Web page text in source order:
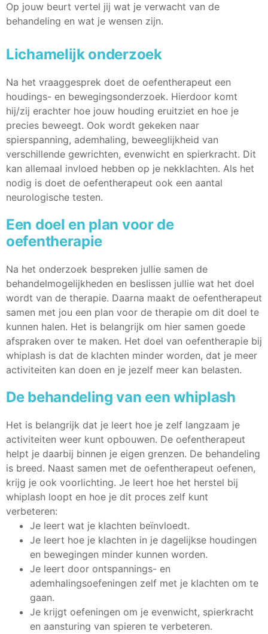
Op jouw beurt vertel jij wat je verwacht van de
behandeling en wat je wensen zijn.
Lichamelijk onderzoek
Na het vraaggesprek doet de oefentherapeut een
houdings- en bewegingsonderzoek. Hierdoor komt
hij/zij erachter hoe jouw houding eruitziet en hoe je
precies beweegt. Ook wordt gekeken naar
spierspanning, ademhaling, beweeglijkheid van
verschillende gewrichten, evenwicht en spierkracht. Dit
kan allemaal invloed hebben op je nekklachten. Als het
nodig is doet de oefentherapeut ook een aantal
neurologische testen.
Een doel en plan voor de
oefentherapie
Na het onderzoek bespreken jullie samen de
behandelmogelijkheden en beslissen jullie wat het doel
wordt van de therapie. Daarna maakt de oefentherapeut
samen met jou een plan voor de therapie om dit doel te
kunnen halen. Het is belangrijk om hier samen goede
afspraken over te maken. Het doel van oefentherapie bij
whiplash is dat de klachten minder worden, dat je meer
activiteiten kan doen en je jezelf meer kan belasten.
De behandeling van een whiplash
Het is belangrijk dat je leert hoe je zelf langzaam je
activiteiten weer kunt opbouwen. De oefentherapeut
helpt je daarbij binnen je eigen grenzen. De behandeling
is breed. Naast samen met de oefentherapeut oefenen,
krijg je ook voorlichting. Je leert hoe het herstel bij
whiplash loopt en hoe je dit proces zelf kunt
verbeteren:
Je leert wat je klachten beïnvloedt.
Je leert hoe je klachten in je dagelijkse houdingen
en bewegingen minder kunnen worden.
Je leert door ontspannings- en
ademhalingsoefeningen zelf met je klachten om te
gaan.
Je krijgt oefeningen om je evenwicht, spierkracht
en aansturing van spieren te verbeteren.